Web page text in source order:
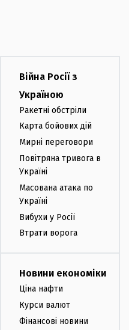
Війна Росії з
Україною
Ракетні обстріли
Карта бойових дій
Мирні переговори
Повітряна тривога в
Україні
Масована атака по
Україні
Вибухи у Росії
Втрати ворога
Новини економіки
Ціна нафти
Курси валют
Фінансові новини